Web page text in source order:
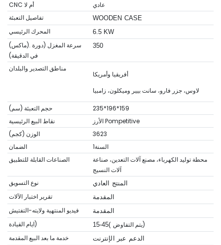
CNC أم لا
عادي
تفاصيل التعبئة
WOODEN CASE
المحرك الرئيسي 6.5 KW
(ماكس). سرعة المغزل (دورة
في الدقيقة)
350
مناطق التصدير والبلدان
أفريقيا وأمريكا
لاوس، جزر فارو، سانت بيير وميكلون، زامبيا
حجم التعبئة (سم)
235*196*159
نقاط البيع الرئيسية
الأرز Pompetitive
الوزن (كجم)
3623
الضمان
السنة1
الصناعات القابلة للتطبيق
محطة توليد الكهرباء، مصنع آلات التعدين، صناعة
آلات النسيج
نوع التسويق
المنتج العادي
تقرير اختبار الآلات المقدمة
فيديو المنتهية ولايته-التفتيش المقدمة
ايام القيادة) 15-45(
يتم التفاوض)
خدمة ما بعد البيع المقدمة
الدعم عبر الإنترنت